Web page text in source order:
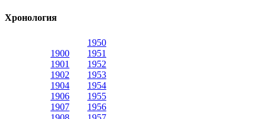
Хронология
1900
1901
1902
1904
1906
1907
1950
1951
1952
1953
1954
1955
1956